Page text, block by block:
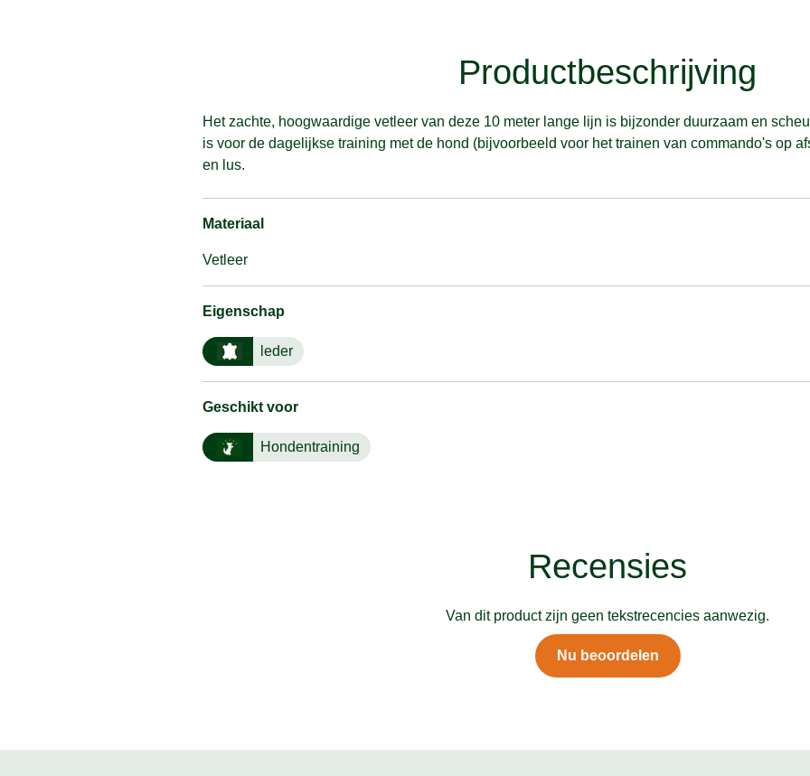
Productbeschrijving
Het zachte, hoogwaardige vetleer van deze 10 meter lange lijn is bijzonder duurzaam en
is voor de dagelijkse training met de hond (bijvoorbeeld voor het trainen van commando's op
en lus.
Materiaal
Vetleer
Eigenschap
leder
Geschikt voor
Hondentraining
Recensies
Van dit product zijn geen tekstrecencies aanwezig.
Nu beoordelen